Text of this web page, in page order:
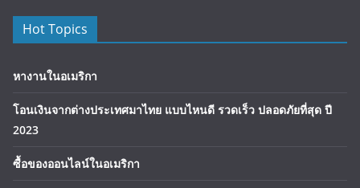
Hot Topics
หางานในอเมริกา
โอนเงินจากต่างประเทศมาไทย แบบไหนดี รวดเร็ว ปลอดภัยที่สุด ปี
2023
ซื้อของออนไลน์ในอเมริกา